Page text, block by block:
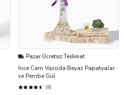
Pazar Ücretsiz Teslimat
İnce Cam Vazoda Beyaz Papatyalar
ve Pembe Gül
(8)